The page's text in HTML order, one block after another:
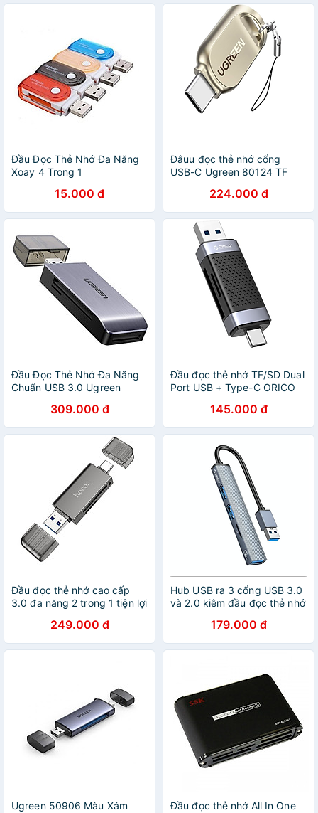
Đầu Đọc Thẻ Nhớ Đa Năng
Xoay 4 Trong 1
15.000 đ
Đâuu đọc thẻ nhớ cổng
USB-C Ugreen 80124 TF
Hàng chính hãng
224.000 đ
Đầu Đọc Thẻ Nhớ Đa Năng
Chuẩn USB 3.0 Ugreen
Hàng Chính Hãng
309.000 đ
Đầu đọc thẻ nhớ TF/SD Dual
Port USB + Type-C ORICO
145.000 đ
Đầu đọc thẻ nhớ cao cấp
3.0 đa năng 2 trong 1 tiện lợi
đọc thẻ camera, máy ảnh
đọc thẻ SD+TF3.0- Hàng
chính hãng
249.000 đ
Hub USB ra 3 cổng USB 3.0
và 2.0 kiêm đầu đọc thẻ nhớ
Hàng Chính Hãng
179.000 đ
Ugreen 50906 Màu Xám
Đầu đọc thẻ nhớ All In One